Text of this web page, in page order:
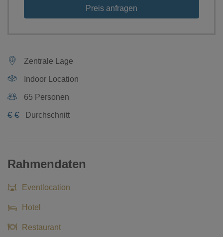
Preis anfragen
Zentrale Lage
Indoor Location
65 Personen
€ € Durchschnitt
Rahmendaten
Eventlocation
Hotel
Restaurant